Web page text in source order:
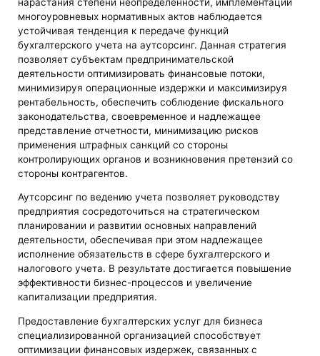
многоуровневых нормативных актов наблюдается
устойчивая тенденция к передаче функций
бухгалтерского учета на аутсорсинг. Данная стратегия
позволяет субъектам предпринимательской
деятельности оптимизировать финансовые потоки,
минимизируя операционные издержки и максимизируя
рентабельность, обеспечить соблюдение фискального
законодательства, своевременное и надлежащее
представление отчетности, минимизацию рисков
применения штрафных санкций со стороны
контролирующих органов и возникновения претензий со
стороны контрагентов.
Аутсорсинг по ведению учета позволяет руководству
предприятия сосредоточиться на стратегическом
планировании и развитии основных направлений
деятельности, обеспечивая при этом надлежащее
исполнение обязательств в сфере бухгалтерского и
налогового учета. В результате достигается повышение
эффективности бизнес-процессов и увеличение
капитализации предприятия.
Предоставление бухгалтерских услуг для бизнеса
специализированной организацией способствует
оптимизации финансовых издержек, связанных с